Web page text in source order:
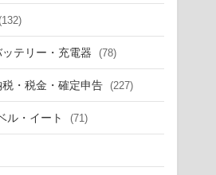
テリー・充電器 (78)
・税金・確定申告 (227)
ル・イート (71)